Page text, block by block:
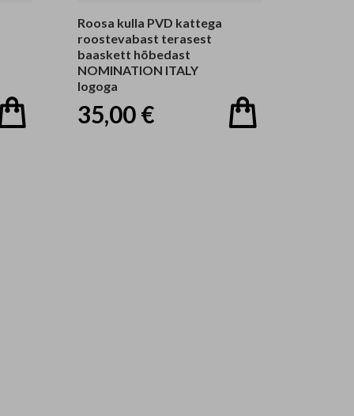
Roosa kulla PVD kattega
roostevabast terasest
baaskett hõbedast
NOMINATION ITALY
logoga
35,00 €